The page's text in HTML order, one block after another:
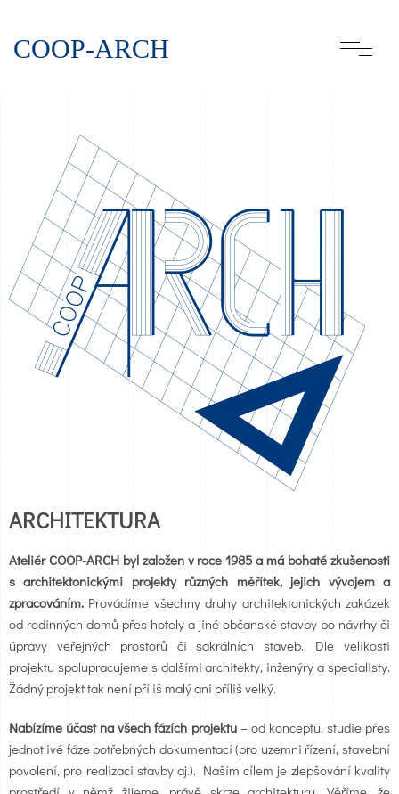
COOP-ARCH
ARCHITEKTURA
Ateliér COOP-ARCH byl založen v roce 1985 a má bohaté zkušenosti
s architektonickými projekty různých měřítek, jejich vývojem a
zpracováním. Provádíme všechny druhy architektonických zakázek
od rodinných domů přes hotely a jiné občanské stavby po návrhy či
úpravy veřejných prostorů či sakrálních staveb. Dle velikosti
projektu spolupracujeme s dalšími architekty, inženýry a specialisty.
Žádný projekt tak není příliš malý ani příliš velký.
Nabízíme účast na všech fázích projektu– od konceptu, studie přes
jednotlivé fáze potřebných dokumentací (pro uzemni řízení, stavební
povolení, pro realizaci stavby aj.). Naším cílem je zlepšování kvality